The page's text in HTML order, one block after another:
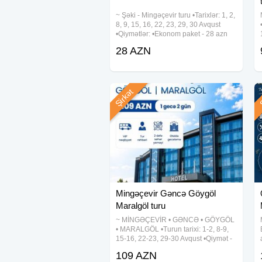
~ Şəki - Mingəçevir turu •Tarixlər: 1, 2,
8, 9, 15, 16, 22, 23, 29, 30 Avqust
•Qiymətlər: •Ekonom paket - 28 azn
daxildir: •Komfortlu nəqliyyat •Maraqlı
28 AZN
Mingəçevir Gəncə Göygöl
Maralgöl turu
~ MİNGƏÇEVİR • GƏNCƏ • GÖYGÖL
• MARALGÖL •Turun tarixi: 1-2, 8-9,
15-16, 22-23, 29-30 Avqust •Qiymət -
nəqliyyat ➠ Bələdçi xidməti ➠ Səhər
Şirkət
109 AZN